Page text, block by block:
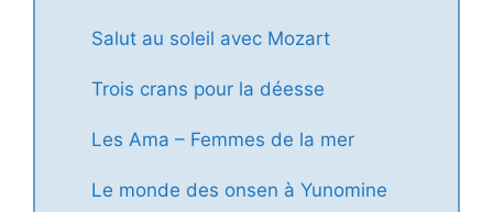
Salut au soleil avec Mozart
Trois crans pour la déesse
Les Ama – Femmes de la mer
Le monde des onsen à Yunomine